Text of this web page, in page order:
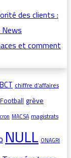
BCTchiffre d’affaires
Footballgrève
MAC SA magistrats
NULL ONAGRI